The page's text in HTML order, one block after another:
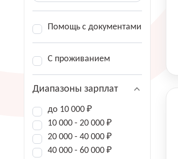
Помощь с документами
С проживанием
Диапазоны зарплат
до 10 000 ₽
10 000 - 20 000 ₽
20 000 - 40 000 ₽
40 000 - 60 000 ₽